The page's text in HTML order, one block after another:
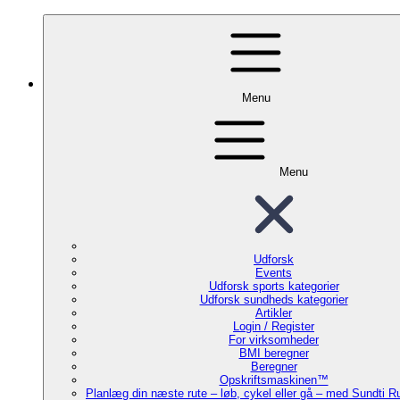
Menu
Menu
Udforsk
Events
Udforsk sports kategorier
Udforsk sundheds kategorier
Artikler
Login / Register
For virksomheder
BMI beregner
Beregner
Opskriftsmaskinen™
Planlæg din næste rute – løb, cykel eller gå – med Sundti